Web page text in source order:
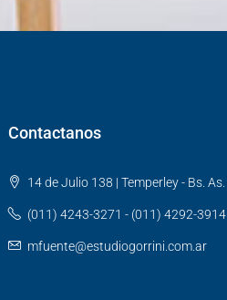
Contactanos
14 de Julio 138 | Temperley - Bs. As.
(011) 4243-3271 - (011) 4292-3914
mfuente@estudiogorrini.com.ar